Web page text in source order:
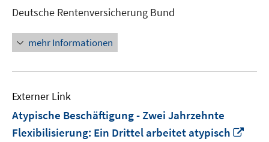
Deutsche Rentenversicherung Bund
mehr Informationen
Externer Link
Atypische Beschäftigung - Zwei Jahrzehnte
Flexibilisierung: Ein Drittel arbeitet atypisch